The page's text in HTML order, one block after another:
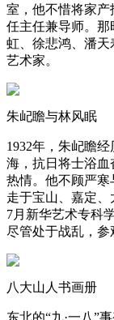
室，他不惜将家
任主任兼导师。
虹、徐悲鸿、潘
艺术家。
朱屺瞻与林风眠
1932年，朱屺瞻
海，抗日将士浴血
热情。他不顾严
走于宝山、嘉定
7月新华艺术专科
尽管处于战乱，参
八大山人书画册
东北的“九·一八”